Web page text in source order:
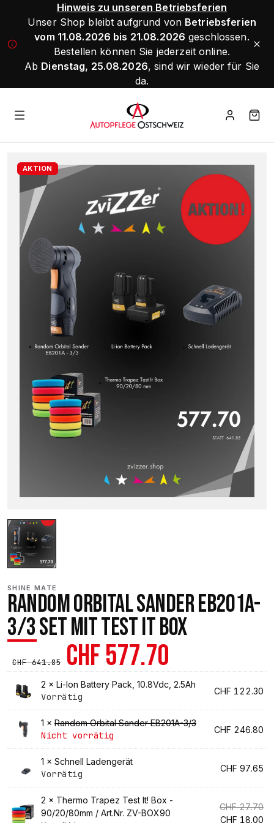
Hinweis zu unseren Betriebsferien
Unser Shop bleibt aufgrund von Betriebsferien
vom 11.08.2026 bis 21.08.2026 geschlossen.
Bestellen können Sie jederzeit online.
Ab Dienstag, 25.08.2026, sind wir wieder für Sie
da.
AKTION
SHINE MATE
RANDOM ORBITAL SANDER EB201A-
3/3 SET MIT TEST IT BOX
CHF641.85 Ursprünglicher
Preis
war:
CHF 641.85
CHF577.70
Preis
ist:
CHF
2 × Li-Ion Battery Pack, 10.8Vdc, 2.5Ah
Vorrätig
CHF 122.30
1 × Random Orbital Sander EB201A-3/3
Nicht vorrätig
CHF 246.80
1 × Schnell Ladengerät
Vorrätig
CHF 97.65
2 × Thermo Trapez Test It! Box -
90/20/80mm / Art.Nr. ZV-BOX90
CHF27.70
CHF 18.00